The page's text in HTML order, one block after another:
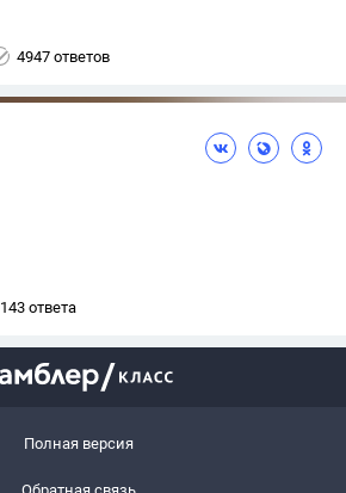
4947 ответов
143 ответа
Полная версия